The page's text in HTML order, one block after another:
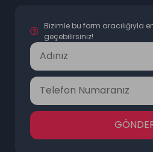
Bizimle bu form aracılığıyla
geçebilirsiniz!